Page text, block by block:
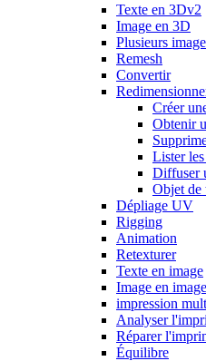
Texte en 3Dv2
Image en 3D
Plusieurs
Remesh
Convertir
Créer
Obtenir
Lister les
Diffuser
Objet de
Dépliage UV
Rigging
Animation
Retexturer
Texte en image
Image en image
impression
Analyser
Réparer
Équilibre